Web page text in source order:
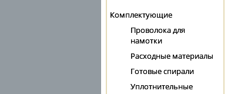
Комплектующие
Проволока для
намотки
Расходные материалы
Готовые спирали
Уплотнительные